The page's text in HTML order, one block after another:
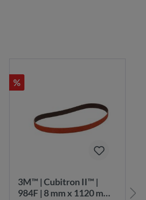
%
3M™ | Cubitron II™ |
984F | 8 mm x 1120 mm |